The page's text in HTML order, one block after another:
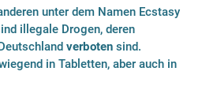
unter dem Namen Ecstasy
illegale Drogen, deren
verboten sind.
in Tabletten, aber auch in